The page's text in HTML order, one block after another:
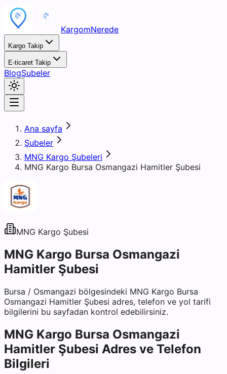
KargomNerede
Kargo Takip
E-ticaret Takip
BlogŞubeler
Ana sayfa
Şubeler
MNG Kargo Şubeleri
MNG Kargo Bursa Osmangazi Hamitler Şubesi
MNG Kargo Şubesi
MNG Kargo Bursa Osmangazi
Hamitler Şubesi
Bursa / Osmangazi bölgesindeki MNG Kargo Bursa
Osmangazi Hamitler Şubesi adres, telefon ve yol tarifi
bilgilerini bu sayfadan kontrol edebilirsiniz.
MNG Kargo Bursa Osmangazi
Hamitler Şubesi Adres ve Telefon
Bilgileri